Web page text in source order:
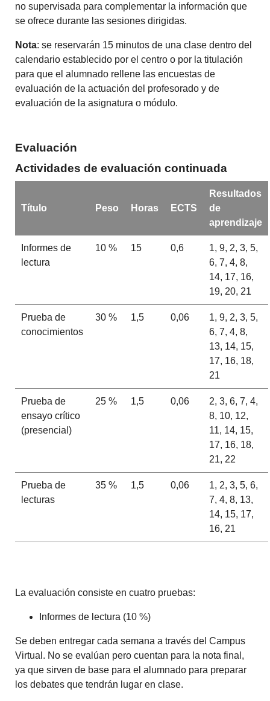
no supervisada para complementar la información que
se ofrece durante las sesiones dirigidas.
Nota: se reservarán 15 minutos de una clase dentro del
calendario establecido por el centro o por la titulación
para que el alumnado rellene las encuestas de
evaluación de la actuación del profesorado y de
evaluación de la asignatura o módulo.
Evaluación
Actividades de evaluación continuada
Título Peso Horas ECTS
Resultados
de
aprendizaje
Informes de
lectura
10 % 15 0,6
1, 9, 2, 3, 5,
6, 7, 4, 8,
14, 17, 16,
19, 20, 21
Prueba de
conocimientos
30 % 1,5 0,06
1, 9, 2, 3, 5,
6, 7, 4, 8,
13, 14, 15,
17, 16, 18,
21
Prueba de
ensayo crítico
(presencial)
25 % 1,5 0,06
2, 3, 6, 7, 4,
8, 10, 12,
11, 14, 15,
17, 16, 18,
21, 22
Prueba de
lecturas
35 % 1,5 0,06
1, 2, 3, 5, 6,
7, 4, 8, 13,
14, 15, 17,
16, 21
La evaluación consiste en cuatro pruebas:
Informes de lectura (10 %)
Se deben entregar cada semana a través del Campus
Virtual. No se evalúan pero cuentan para la nota final,
ya que sirven de base para el alumnado para preparar
los debates que tendrán lugar en clase.